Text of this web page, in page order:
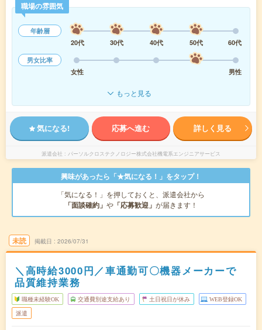
職場の雰囲気
年齢層
20代
30代 40代 50代
60代
男女比率
女性
男性
もっと見る
気になる! 応募へ進む 詳しく見る
派遣会社 パーソルクロステクノロジー株式会社機電系エンジニアサービス
興味があったら「★気になる！」をタップ！
「気になる！」を押しておくと、派遣会社から
「面談確約」 や 「応募歓迎」 が届きます！
未読 掲載日 2026/07/31
＼高時給3000円／車通勤可〇機器メーカーで
品質維持業務
職種未経験OK 交通費別途支給あり 土日祝日が休み WEB登録OK
派遣